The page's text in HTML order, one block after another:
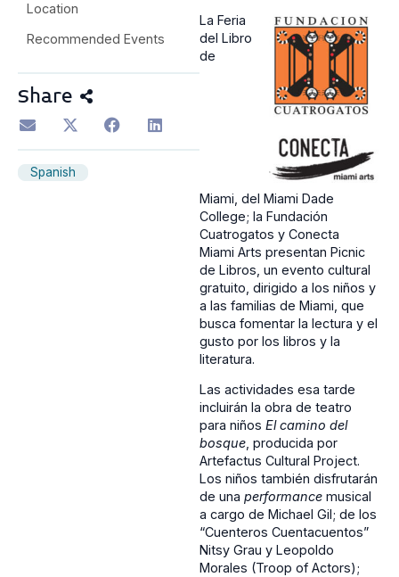
Location
Recommended Events
Share
Spanish
La Feria
del Libro
de
Miami, del Miami Dade
College; la Fundación
Cuatrogatos y Conecta
Miami Arts presentan Picnic
de Libros, un evento cultural
gratuito, dirigido a los niños y
a las familias de Miami, que
busca fomentar la lectura y el
gusto por los libros y la
literatura.
Las actividades esa tarde
incluirán la obra de teatro
para niños El camino del
bosque , producida por
Artefactus Cultural Project.
Los niños también disfrutarán
de una performance musical
a cargo de Michael Gil; de los
“Cuenteros Cuentacuentos”
Nitsy Grau y Leopoldo
Morales (Troop of Actors);